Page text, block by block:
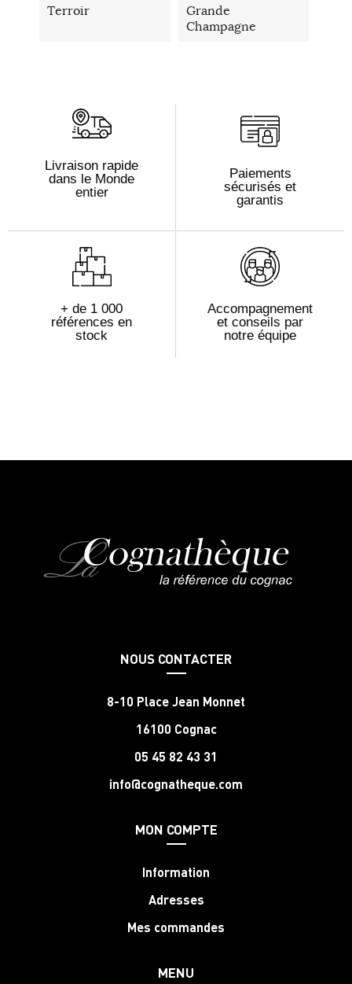
Terroir
Grande
Champagne
Livraison rapide
dans le Monde
entier
Paiements
sécurisés et
garantis
+ de 1 000
références en
stock
Accompagnement
et conseils par
notre équipe
NOUS CONTACTER
8-10 Place Jean Monnet
16100 Cognac
05 45 82 43 31
info@cognatheque.com
MON COMPTE
Information
Adresses
Mes commandes
MENU